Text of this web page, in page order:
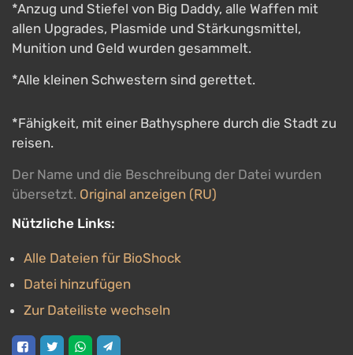
*Anzug und Stiefel von Big Daddy, alle Waffen mit
allen Upgrades, Plasmide und Stärkungsmittel,
Munition und Geld wurden gesammelt.
*Alle kleinen Schwestern sind gerettet.
*Fähigkeit, mit einer Bathysphere durch die Stadt zu
reisen.
Der Name und die Beschreibung der Datei wurden
übersetzt. Original anzeigen (RU)
Nützliche Links:
Alle Dateien für BioShock
Datei hinzufügen
Zur Dateiliste wechseln